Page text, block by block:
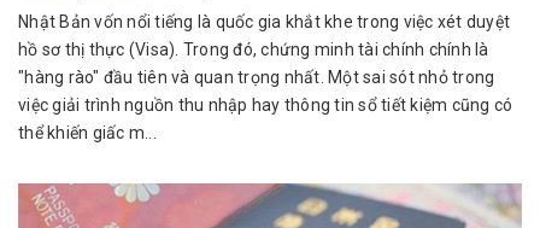
Nhật Bản vốn nổi tiếng là quốc gia khắt khe trong việc xét duyệt
hồ sơ thị thực (Visa). Trong đó, chứng minh tài chính chính là
"hàng rào" đầu tiên và quan trọng nhất. Một sai sót nhỏ trong
việc giải trình nguồn thu nhập hay thông tin sổ tiết kiệm cũng có
thể khiến giấc m...